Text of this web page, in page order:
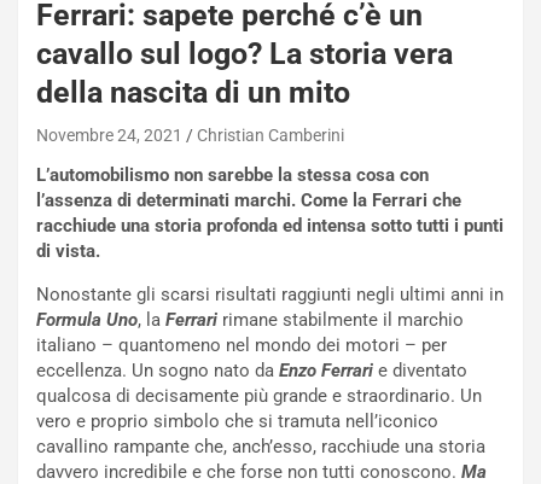
Ferrari: sapete perché c’è un
cavallo sul logo? La storia vera
della nascita di un mito
Novembre 24, 2021 Christian Camberini
L’automobilismo non sarebbe la stessa cosa con
l’assenza di determinati marchi. Come la Ferrari che
racchiude una storia profonda ed intensa sotto tutti i punti
di vista.
Nonostante gli scarsi risultati raggiunti negli ultimi anni in
Formula Uno, la Ferrari rimane stabilmente il marchio
italiano – quantomeno nel mondo dei motori – per
eccellenza. Un sogno nato da Enzo Ferrari e diventato
qualcosa di decisamente più grande e straordinario. Un
vero e proprio simbolo che si tramuta nell’iconico
cavallino rampante che, anch’esso, racchiude una storia
davvero incredibile e che forse non tutti conoscono. Ma